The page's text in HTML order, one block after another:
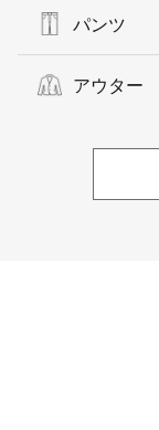
パンツ
アウター